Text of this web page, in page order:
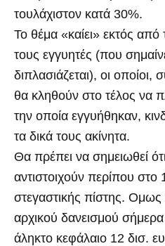
τουλάχιστον κατά 30%.
Το θέμα «καίει» εκτός από
τους εγγυητές (που
διπλασιάζεται), οι
θα κληθούν στο τέλος να
την οποία εγγυήθηκαν,
τα δικά τους ακίνητα.
Θα πρέπει να σημειωθεί
αντιστοιχούν περίπου
στεγαστικής πίστης.
αρχικού δανεισμού
άληκτο κεφάλαιο 12 δισ.